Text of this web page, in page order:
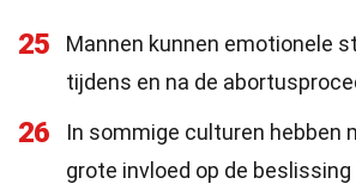
25
Mannen kunnen emotionele
tijdens en na de
26
In sommige culturen hebben
grote invloed op de